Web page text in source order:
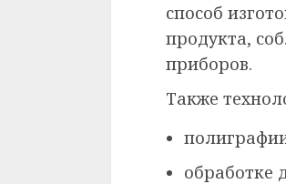
способ
продукта,
приборов.
Также
обработке